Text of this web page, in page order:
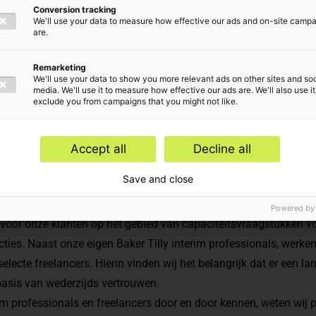
betrouwbare recruitmentpartner met een aantoonbaar
onze klanten op het gebied van capaciteitsvraagstukken
Naast onze eigen Baker Tilly interim professionals,
freelancers. Hierin vinden wij het belangrijk dat er een
van wederzijds vertrouwen.
professionals en freelancers door en door kennen, weten wij
Conversion tracking
We'll use your data to measure how effective our ads and on-site
are.
Remarketing
We'll use your data to show you more relevant ads on other sites and
media. We'll use it to measure how effective our ads are. We'll also use
exclude you from campaigns that you might not like.
Accept all Decline all
Save and close
Powered by